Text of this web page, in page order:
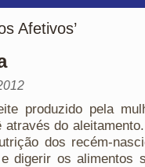
Afetivos’
produzido pela
do
dos recém-
digerir os alimentos